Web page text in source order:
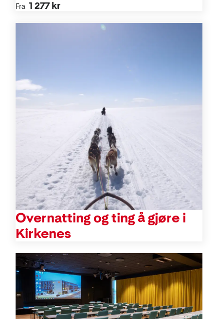
Fra 1 277 kr
Overnatting og ting å gjøre i
Kirkenes
Konferanse